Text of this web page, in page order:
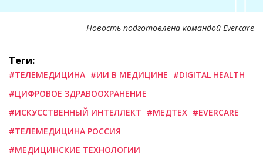
Новость подготовлена командой Evercare
Теги:
#ТЕЛЕМЕДИЦИНА #ИИ В МЕДИЦИНЕ #DIGITAL HEALTH
#ЦИФРОВОЕ ЗДРАВООХРАНЕНИЕ
#ИСКУССТВЕННЫЙ ИНТЕЛЛЕКТ #МЕДТЕХ #EVERCARE
#ТЕЛЕМЕДИЦИНА РОССИЯ
#МЕДИЦИНСКИЕ ТЕХНОЛОГИИ